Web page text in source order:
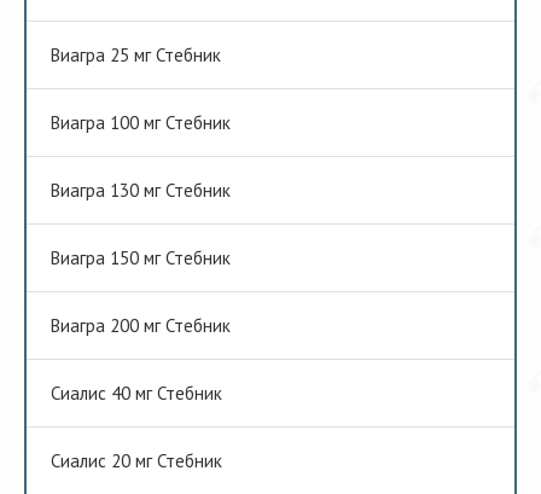
Виагра 25 мг Стебник
Виагра 100 мг Стебник
Виагра 130 мг Стебник
Виагра 150 мг Стебник
Виагра 200 мг Стебник
Сиалис 40 мг Стебник
Сиалис 20 мг Стебник